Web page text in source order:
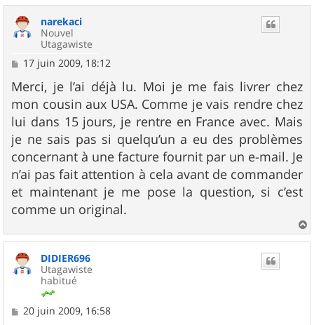
narekaci
Nouvel
Utagawiste
M
s
s
a
g
e
17 juin 2009, 18:12
Merci, je l’ai déjà lu. Moi je me fais livrer chez
mon cousin aux USA. Comme je vais rendre chez
lui dans 15 jours, je rentre en France avec. Mais
je ne sais pas si quelqu’un a eu des problèmes
concernant à une facture fournit par un e-mail. Je
n’ai pas fait attention à cela avant de commander
et maintenant je me pose la question, si c’est
comme un original.
a
DIDIER696
Utagawiste
habitué
M
20 juin 2009, 16:58